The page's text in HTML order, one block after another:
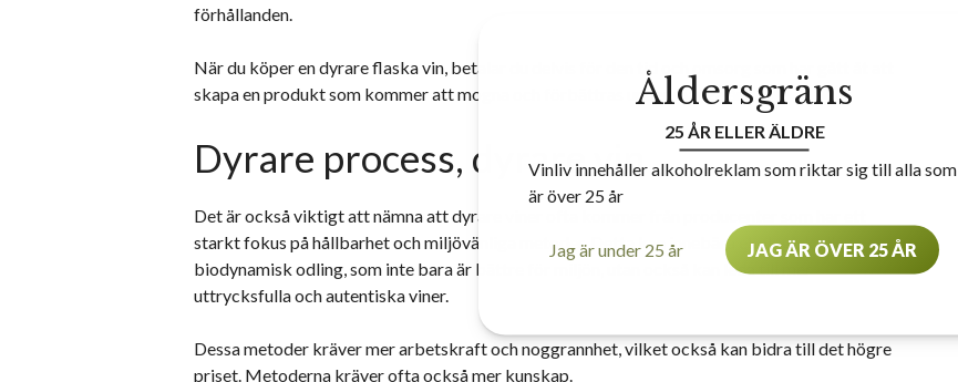
förhållanden.
När du köper en dyrare flaska vin, betalar du delvis för den tid och omsorg som har gått åt att
skapa en produkt som kommer att mogna och förbättras under många år.
Dyrare process, dyrare vin
Det är också viktigt att nämna att dyrare viner ofta kommer från producenter som har ett
starkt fokus på hållbarhet och miljövänliga metoder. Detta kan innebära ekologisk eller
biodynamisk odling, som inte bara är bättre för miljön, utan också kan leda till mer
uttrycksfulla och autentiska viner.
Dessa metoder kräver mer arbetskraft och noggrannhet, vilket också kan bidra till det högre
priset. Metoderna kräver ofta också mer kunskap.
Åldersgräns
25 ÅR ELLER ÄLDRE
Vinliv innehåller alkoholreklam som riktar sig till alla som
är över 25 år
Jag är under 25 år JAG ÄR ÖVER 25 ÅR